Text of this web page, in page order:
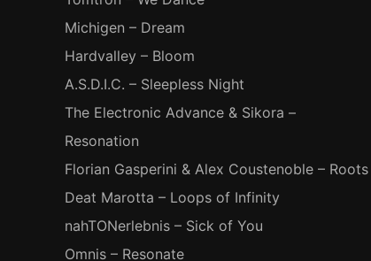
Michigen – Dream
Hardvalley – Bloom
A.S.D.I.C. – Sleepless Night
The Electronic Advance & Sikora –
Resonation
Florian Gasperini & Alex Coustenoble – Roots
Deat Marotta – Loops of Infinity
nahTONerlebnis – Sick of You
Omnis – Resonate